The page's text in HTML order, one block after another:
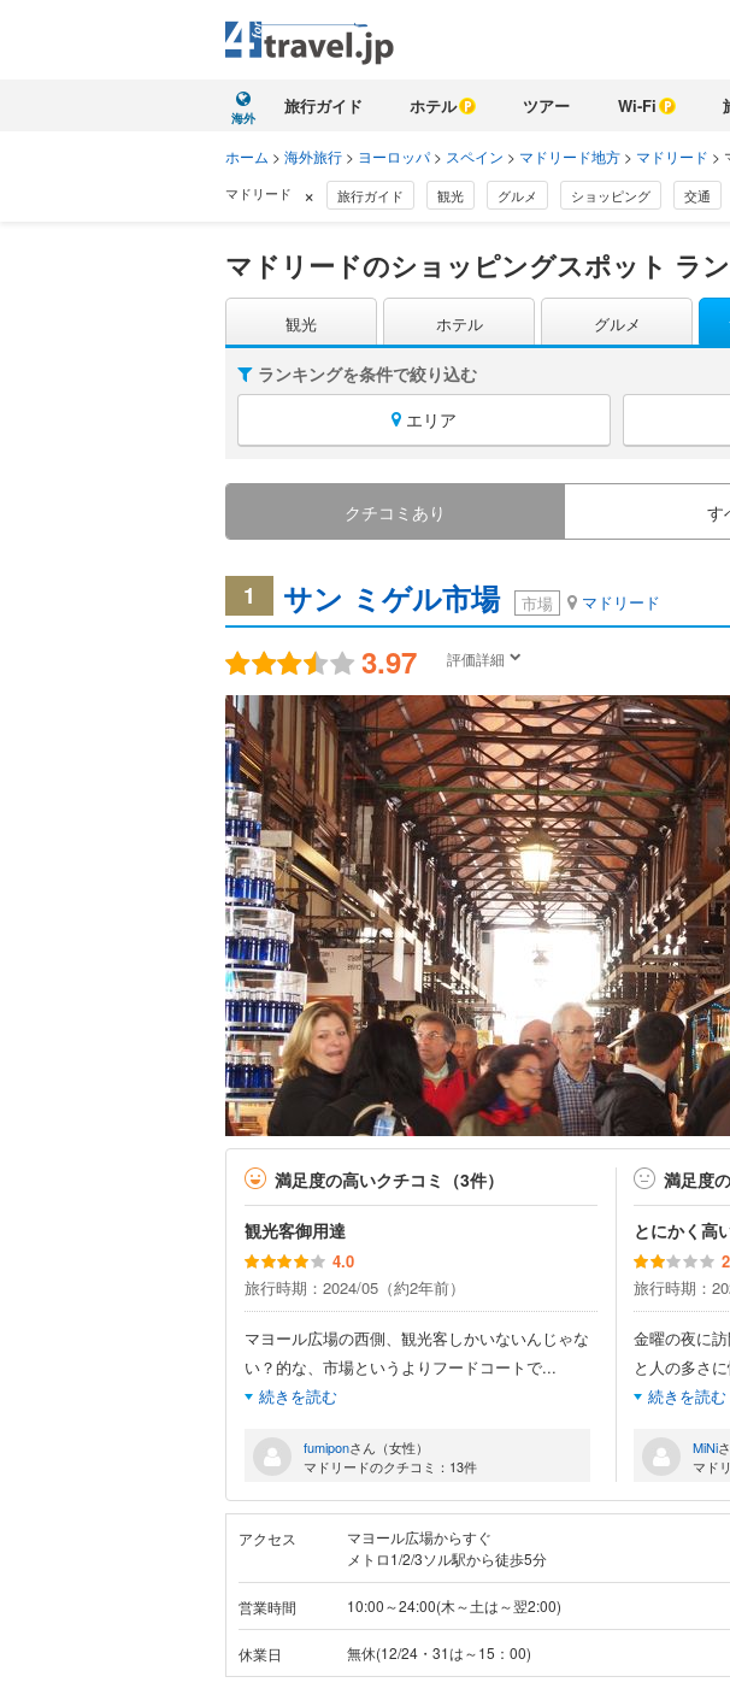
海外
旅行ガイド ホテル ツアー Wi-Fi
ホーム > 海外旅行 > ヨーロッパ> スペイン > マドリード地方 > マドリード >
マドリード × 旅行ガイド 観光 グルメ ショッピング 交通
マドリードのショッピングスポット ラ
観光 ホテル グルメ
ランキングを条件で絞り込む
エリア
クチコミあり す
1 サン ミゲル市場 市場 マドリード
3.97 評価詳細
満足度の高いクチコミ（3件）
観光客御用達
4.0
旅行時期：2024/05（約2年前）
マヨール広場の西側、観光客しかいないんじゃな
い？的な、市場というよりフードコートで...
続きを読む
fumiponさん（女性）
マドリードのクチコミ：13件
満足度
とにかく高
旅行時期：
金曜の夜に
と人の多さ
続きを読む
MiNi
マド
アクセス
マヨール広場からすぐ
メトロ1/2/3ソル駅から徒歩5分
営業時間 10:00～24:00(木～土は～翌2:00)
休業日 無休(12/24・31は～15：00)